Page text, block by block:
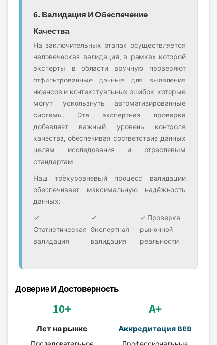
6. Валидация И Обеспечение
Качества
На заключительных этапах осуществляется
человеческая валидация, в рамках которой
эксперты в области вручную проверяют
отфильтрованные данные для выявления
нюансов и контекстуальных ошибок, которые
могут ускользнуть автоматизированные
системы. Эта экспертная проверка
добавляет важный уровень контроля
качества, обеспечивая соответствие данных
целям исследования и отраслевым
стандартам.
Наш трёхуровневый процесс валидации
обеспечивает максимальную надёжность
данных:
✓
Статистическая
валидация
✓
Экспертная
валидация
✓ Проверка
рыночной
реальности
Доверие И Достоверность
10+
Лет на рынке
A+
Аккредитация BBB